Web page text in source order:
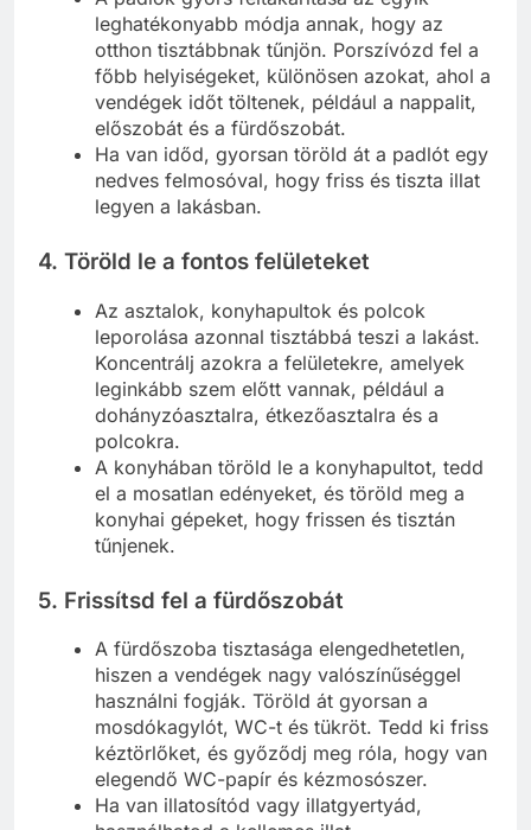
leghatékonyabb módja annak, hogy az
otthon tisztábbnak tűnjön. Porszívózd fel a
főbb helyiségeket, különösen azokat, ahol a
vendégek időt töltenek, például a nappalit,
előszobát és a fürdőszobát.
Ha van időd, gyorsan töröld át a padlót egy
nedves felmosóval, hogy friss és tiszta illat
legyen a lakásban.
4. Töröld le a fontos felületeket
Az asztalok, konyhapultok és polcok
leporolása azonnal tisztábbá teszi a lakást.
Koncentrálj azokra a felületekre, amelyek
leginkább szem előtt vannak, például a
dohányzóasztalra, étkezőasztalra és a
polcokra.
A konyhában töröld le a konyhapultot, tedd
el a mosatlan edényeket, és töröld meg a
konyhai gépeket, hogy frissen és tisztán
tűnjenek.
5. Frissítsd fel a fürdőszobát
A fürdőszoba tisztasága elengedhetetlen,
hiszen a vendégek nagy valószínűséggel
használni fogják. Töröld át gyorsan a
mosdókagylót, WC-t és tükröt. Tedd ki friss
kéztörlőket, és győződj meg róla, hogy van
elegendő WC-papír és kézmosószer.
Ha van illatosítód vagy illatgyertyád,